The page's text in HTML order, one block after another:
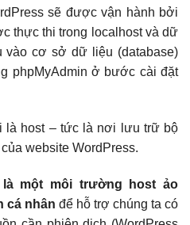
sẽ được vận hành bởi
thực thi trong localhost và dữ
vào cơ sở dữ liệu (database)
phpMyAdmin ở bước cài đặt
là host – tức là nơi lưu trữ bộ
website WordPress.
là một môi trường host ảo
cá nhân để hỗ trợ chúng ta có